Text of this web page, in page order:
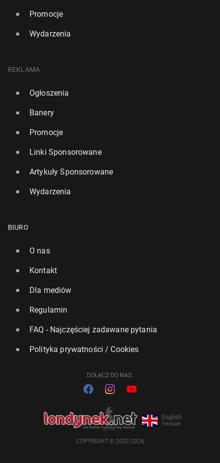
Promocje
Wydarzenia
REKLAMA
Ogłoszenia
Banery
Promocje
Linki Sponsorowane
Artykuły Sponsorowane
Wydarzenia
BIURO
O nas
Kontakt
Dla mediów
Regulamin
FAQ - Najczęściej zadawane pytania
Polityka prywatności / Cookies
DOŁĄCZ DO NAS:
English
Version
COPYRIGHT © 2002-2026